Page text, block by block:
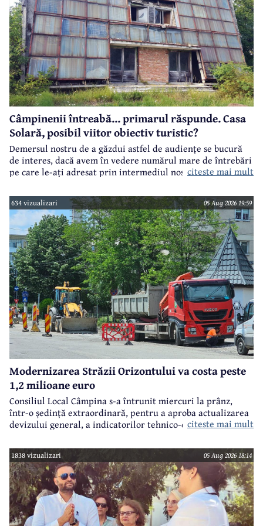
Câmpinenii întreabă... primarul răspunde. Casa
Solară, posibil viitor obiectiv turistic?
Demersul nostru de a găzdui astfel de audiențe se bucură
de interes, dacă avem în vedere numărul mare de întrebări
pe care le-ați adresat prin intermediul nostru primarului
citeste mai mult
634 vizualizari 05 Aug 2026 19:59
Modernizarea Străzii Orizontului va costa peste
1,2 milioane euro
Consiliul Local Câmpina s-a întrunit miercuri la prânz,
într-o ședință extraordinară, pentru a aproba actualizarea
devizului general, a indicatorilor tehnico-economici și a
realizarea modernizării Străzii Orizontului, obiectiv
finanțat prin Programul Național de Investiții ”Anghel
Saligny”.
citeste mai mult
1838 vizualizari 05 Aug 2026 18:14